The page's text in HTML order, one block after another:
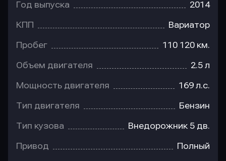
Год выпуска 2014
КПП Вариатор
Пробег 110 120 км.
Объем двигателя 2.5 л
Мощность двигателя 169 л.с.
Тип двигателя Бензин
Тип кузова Внедорожник 5 дв.
Привод Полный